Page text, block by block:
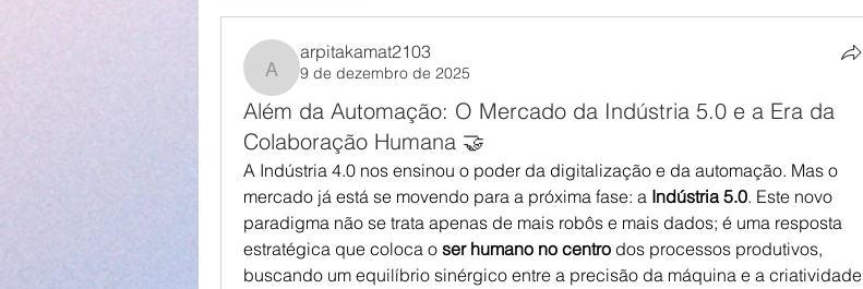
arpitakamat2103
arpitakamat2103
9 de dezembro de 2025
Além da Automação: O Mercado da Indústria 5.0 e a Era da
Colaboração Humana 🤝
A Indústria 4.0 nos ensinou o poder da digitalização e da automação. Mas o
mercado já está se movendo para a próxima fase: a Indústria 5.0. Este novo
paradigma não se trata apenas de mais robôs e mais dados; é uma resposta
estratégica que coloca o ser humano no centro dos processos produtivos,
buscando um equilíbrio sinérgico entre a precisão da máquina e a criatividade